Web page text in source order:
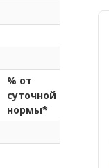
% от
суточной
нормы*